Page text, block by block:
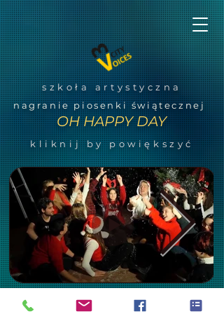
szkoła artystyczna
nagranie piosenki świątecznej
OH HAPPY DAY
kliknij by powiększyć
powrót